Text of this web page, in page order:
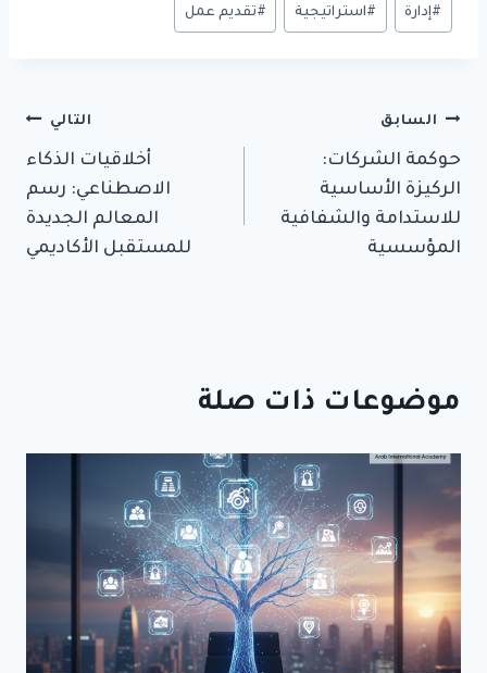
المقال:
#إدارة #استراتيجية #تقديم عمل
تصفّح
المقالات
السابق
حوكمة الشركات:
الركيزة الأساسية
للاستدامة والشفافية
المؤسسية
التالي
أخلاقيات الذكاء
الاصطناعي: رسم
المعالم الجديدة
للمستقبل الأكاديمي
موضوعات ذات صلة